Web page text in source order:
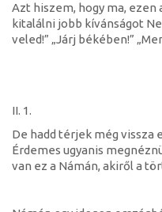
Azt hiszem, hogy ma, ezen
kitalálni jobb kívánságot
veled!” „Járj békében!”
II. 1.
De hadd térjek még vissza
Érdemes ugyanis
van ez a Námán, akiről a